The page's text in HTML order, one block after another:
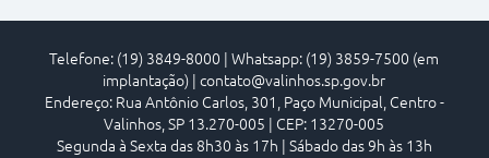
Telefone: (19) 3849-8000 | Whatsapp: (19) 3859-7500 (em
implantação) | contato@valinhos.sp.gov.br
Endereço: Rua Antônio Carlos, 301, Paço Municipal, Centro -
Valinhos, SP 13.270-005 | CEP: 13270-005
Segunda à Sexta das 8h30 às 17h | Sábado das 9h às 13h